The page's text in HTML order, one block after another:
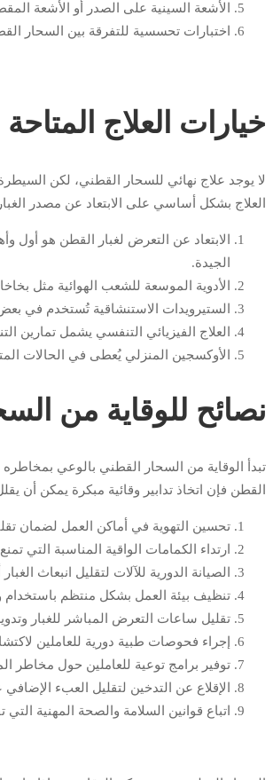
الأشعة السينية على الصدر أو الأشعة
اختبارات تحسسية للتفرقة بين السحار
خيارات العلاج
لا يوجد علاج نهائي للسحار القطني، لكن
العلاج بشكل أساسي على الابتعاد عن مصدر
الابتعاد عن التعرض لغبار القطن هو أول
الجيدة.
الأدوية الموسعة للشعب الهوائية مثل
الستيرويدات الاستنشاقية تُستخدم في بعض
العلاج الفيزيائي التنفسي يشمل تمارين
الأوكسجين المنزلي يُعطى في الحالات
نصائح للوقاية من
تبدأ الوقاية من السحار القطني بالوعي بمخاطره
القطن فإن اتخاذ تدابير وقائية مبكرة يمكن أن
تحسين التهوية في أماكن العمل لضمان
ارتداء الكمامات الواقية المناسبة التي
الصيانة الدورية للآلات لتقليل انبعاث
تنظيف بيئة العمل بشكل منتظم باستخدام
تقليل ساعات التعرض المباشر للغبار
إجراء فحوصات طبية دورية للعاملين
توفير برامج توعية للعاملين حول مخاطر
الإقلاع عن التدخين لتقليل العبء
اتباع قوانين السلامة والصحة المهنية